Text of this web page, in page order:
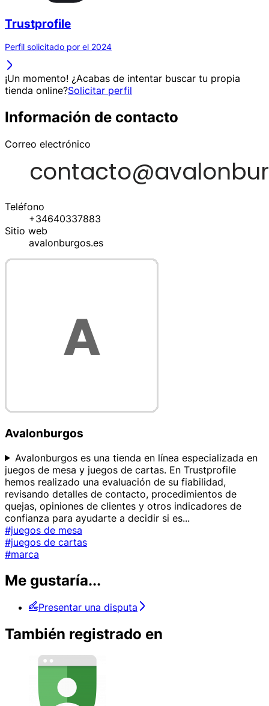
Trustprofile
Perfil solicitado por el 2024
¡Un momento! ¿Acabas de intentar buscar tu propia
tienda online?Solicitar perfil
Información de contacto
Correo electrónico
Teléfono
+34640337883
Sitio web
avalonburgos.es
Avalonburgos
Avalonburgos es una tienda en línea especializada en
juegos de mesa y juegos de cartas. En Trustprofile
hemos realizado una evaluación de su fiabilidad,
revisando detalles de contacto, procedimientos de
quejas, opiniones de clientes y otros indicadores de
confianza para ayudarte a decidir si es...
#juegos de mesa
#juegos de cartas
#marca
Me gustaría...
Presentar una disputa
También registrado en